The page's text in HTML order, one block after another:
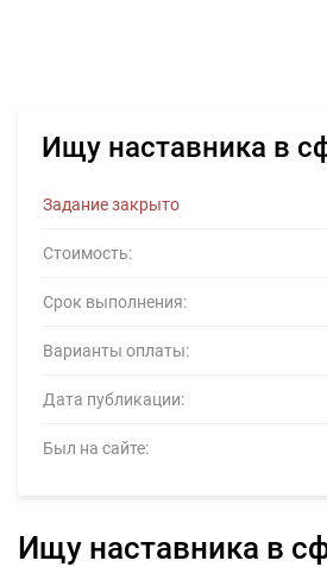
Ищу наставника в
Задание закрыто
Стоимость:
Срок выполнения:
Варианты оплаты:
Дата публикации:
Был на сайте:
Ищу наставника в